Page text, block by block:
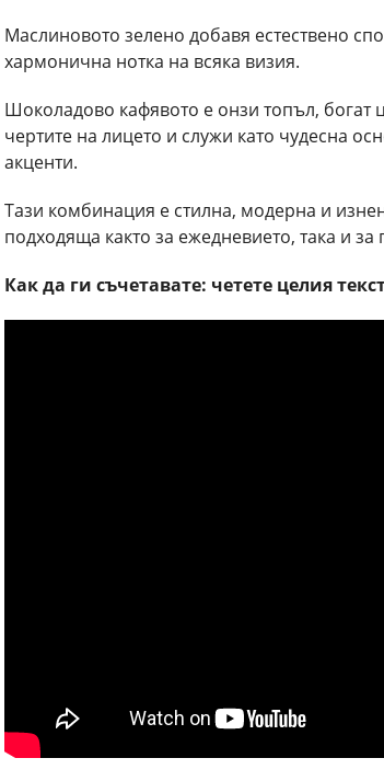
Маслиновото зелено добавя естествено
хармонична нотка на всяка визия.
Шоколадово кафявото е онзи топъл, богат
чертите на лицето и служи като чудесна
акценти.
Тази комбинация е стилна, модерна и
подходяща както за ежедневието, така и
Как да ги съчетавате: четете целия